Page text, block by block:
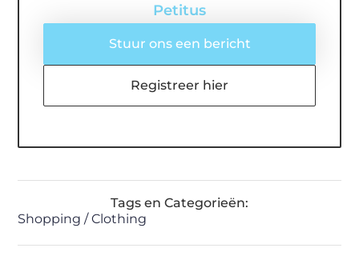
Petitus
Stuur ons een bericht
Registreer hier
Tags en Categorieën:
Shopping / Clothing